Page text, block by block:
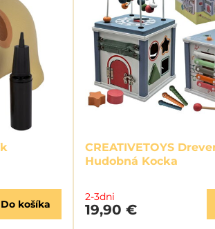
Do košíka
CREATIVETOYS
Hudobná Kocka
2-3dni
19,90 €